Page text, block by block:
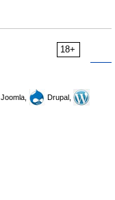
18+
Joomla,
Drupal,